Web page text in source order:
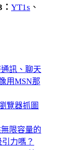
YT1s 、
通訊、聊天
用MSN那
覽器抓圖
限容量的
力嗎？